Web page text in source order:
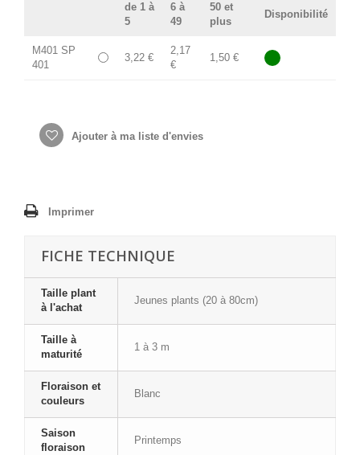
de 1 à
5
6 à
49
50 et
plus
Disponibilité
M401 SP
401
3,22 €
2,17
€
1,50 €
Ajouter à ma liste d'envies
Imprimer
FICHE TECHNIQUE
Taille plant
à l'achat
Jeunes plants (20 à 80cm)
Taille à
maturité
1 à 3 m
Floraison et
couleurs
Blanc
Saison
floraison
Printemps